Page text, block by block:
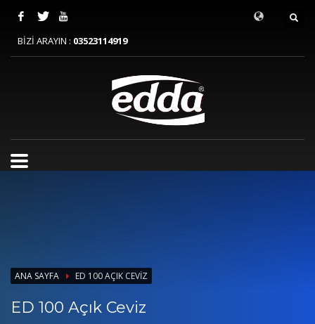
BİZİ ARAYIN : 03523114919
ANA SAYFA ED 100 AÇIK CEVIZ
ED 100 Açık Ceviz